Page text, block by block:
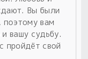
Вы были
поэтому вам
вашу судьбу.
пройдёт свой